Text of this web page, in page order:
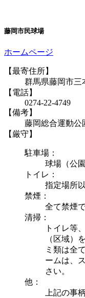
藤岡市民球場
ホームページ
【最寄住所】
群馬県藤岡市三
【電話】
0274-22-4749
【備考】
藤岡総合運動公
【厳守】
駐車場：
球場（公
トイレ：
指定場所
禁煙：
全て禁煙
清掃：
トイレ等
（区域）
ミ類は全
ームは、
さい。
他：
上記の事